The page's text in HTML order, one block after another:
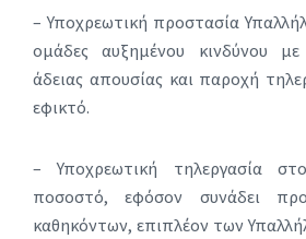
– Υποχρεωτική προστασία
ομάδες αυξημένου κινδύνου με
άδειας απουσίας και παροχή
εφικτό.
– Υποχρεωτική τηλεργασία
ποσοστό, εφόσον συνάδει
καθηκόντων, επιπλέον των